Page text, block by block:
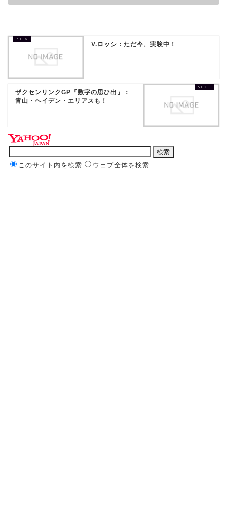
V.ロッシ：ただ今、実験中！
ザクセンリンクGP『数字の思ひ出』：
青山・ヘイデン・エリアスも！
このサイト内を検索 ウェブ全体を検索